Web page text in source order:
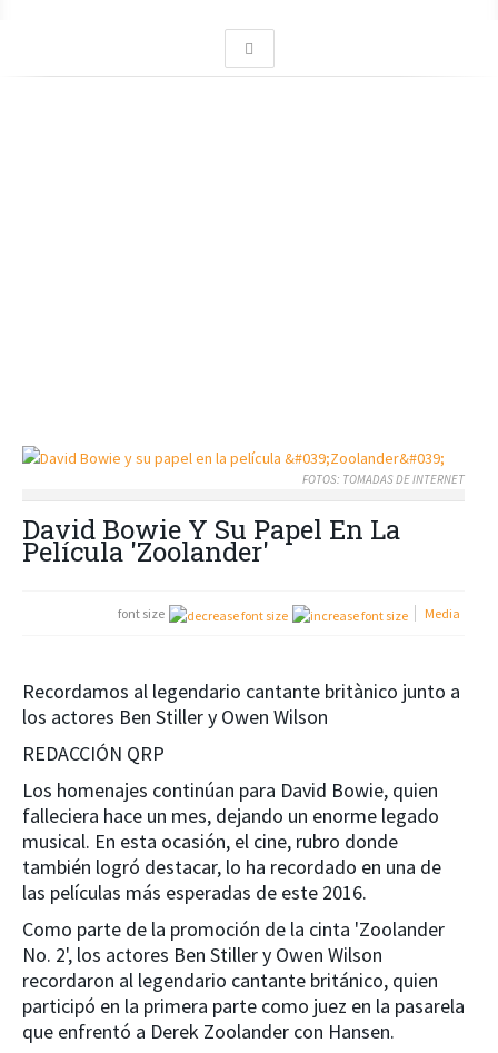
FOTOS: TOMADAS DE INTERNET
David Bowie Y Su Papel En La
Película 'Zoolander'
font size Media
Recordamos al legendario cantante britànico junto a
los actores Ben Stiller y Owen Wilson
REDACCIÓN QRP
Los homenajes continúan para David Bowie, quien
falleciera hace un mes, dejando un enorme legado
musical. En esta ocasión, el cine, rubro donde
también logró destacar, lo ha recordado en una de
las películas más esperadas de este 2016.
Como parte de la promoción de la cinta 'Zoolander
No. 2', los actores Ben Stiller y Owen Wilson
recordaron al legendario cantante británico, quien
participó en la primera parte como juez en la pasarela
que enfrentó a Derek Zoolander con Hansen.